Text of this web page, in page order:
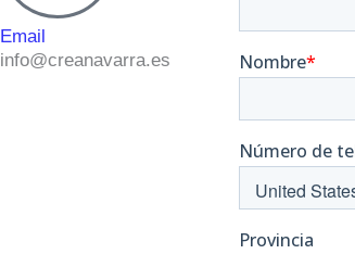
Email
info@creanavarra.es